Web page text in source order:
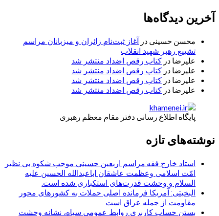
آخرین دیدگاه‌ها
محسن حسینی در آغاز ثبت‌نام زائران و میزبانان مراسم
تشییع رهبر شهید انقلاب
علیرضا در کتاب رقص اضداد منتشر شد
علیرضا در کتاب رقص اضداد منتشر شد
علیرضا در کتاب رقص اضداد منتشر شد
علیرضا در کتاب رقص اضداد منتشر شد
پایگاه اطلاع رسانی دفتر مقام معظم رهبری
نوشته‌های تازه
استاد خارج فقه:مراسم اربعین حسینی موجب شکوه بی نظیر
امّت اسلامی وعظمت عاشقان اباعبدالله الحسین علیه
السلام و وحشت قدرت‌های استکباری شده است.
البخیتی: آمریکا فرمانده اصلی حملات به کشورهای محور
مقاومت از جمله عراق است
بستن حساب کاربری روابط عمومی سپاه، نشانه‌ وحشت